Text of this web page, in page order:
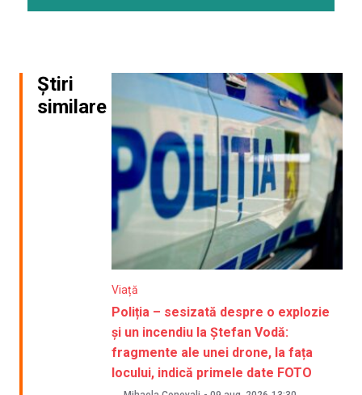
Știri
similare
Viață
Poliția – sesizată despre o explozie
și un incendiu la Ștefan Vodă:
fragmente ale unei drone, la fața
locului, indică primele date FOTO